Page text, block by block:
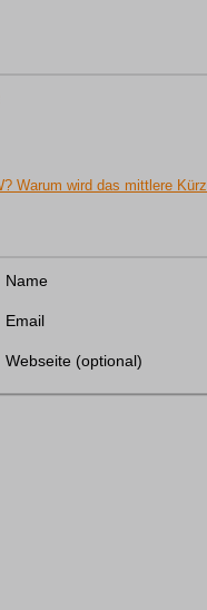
Warum wird das mittlere
Name
Email
Webseite (optional)